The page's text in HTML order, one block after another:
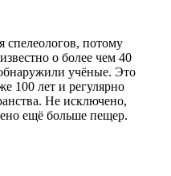
спелеологов, потому
о более чем 40
учёные. Это
100 лет и регулярно
Не исключено,
ещё больше пещер.